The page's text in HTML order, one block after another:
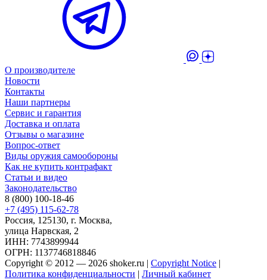
О производителе
Новости
Контакты
Наши партнеры
Сервис и гарантия
Доставка и оплата
Отзывы о магазине
Вопрос-ответ
Виды оружия самообороны
Как не купить контрафакт
Статьи и видео
Законодательство
8 (800) 100-18-46
+7 (495) 115-62-78
Россия, 125130, г. Москва,
улица Нарвская, 2
ИНН: 7743899944
ОГРН: 1137746818846
Copyright © 2012 — 2026 shoker.ru | Copyright Notice |
Политика конфиденциальности | Личный кабинет